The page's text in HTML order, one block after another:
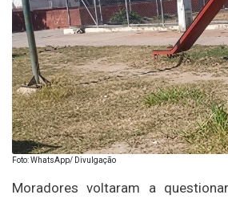
Foto: WhatsApp/ Divulgação
Moradores voltaram a